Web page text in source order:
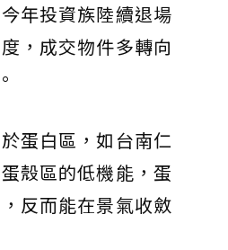
年投資族陸續退場
，成交物件多轉向
蛋白區，如台南仁
殼區的低機能，蛋
反而能在景氣收斂